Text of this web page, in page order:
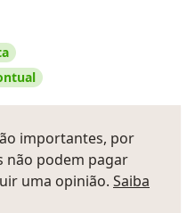
importantes, por
não podem pagar
uma opinião. Saiba